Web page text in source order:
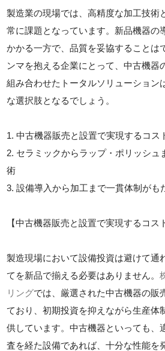
製造業の現場では、高精度な加工技術
常に課題となっています。新品機器の
かかる一方で、品質を妥協することは
ンマを抱える企業にとって、中古機器
組み合わせたトータルソリューション
な選択肢となるでしょう。
1. 中古機器販売と設置で実現するコス
2. セラミックからラップ・ポリッシュ
術
3. 設備導入から加工まで一貫体制がも
【中古機器販売と設置で実現するコス
製造現場において設備投資は避けて通
てを新品で揃える必要はありません。
リングでは、厳選された中古機器の販
ており、初期投資を抑えながら生産体
供しています。中古機器といっても、
査を経た設備であれば、十分な性能を